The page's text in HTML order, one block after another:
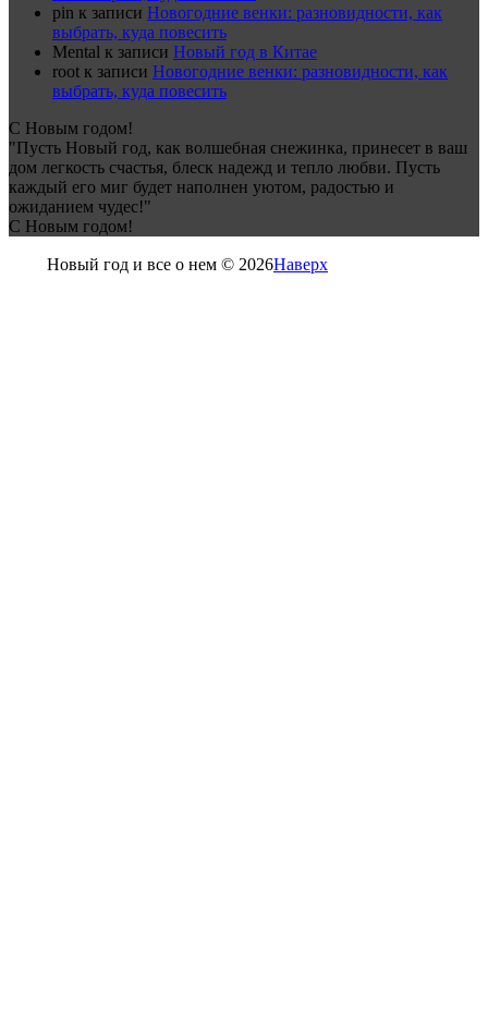
pin к записи Новогодние венки: разновидности, как
выбрать, куда повесить
Mental к записи Новый год в Китае
root к записи Новогодние венки: разновидности, как
выбрать, куда повесить
С Новым годом!
"Пусть Новый год, как волшебная снежинка, принесет в ваш
дом легкость счастья, блеск надежд и тепло любви. Пусть
каждый его миг будет наполнен уютом, радостью и
ожиданием чудес!"
С Новым годом!
Новый год и все о нем © 2026Наверх